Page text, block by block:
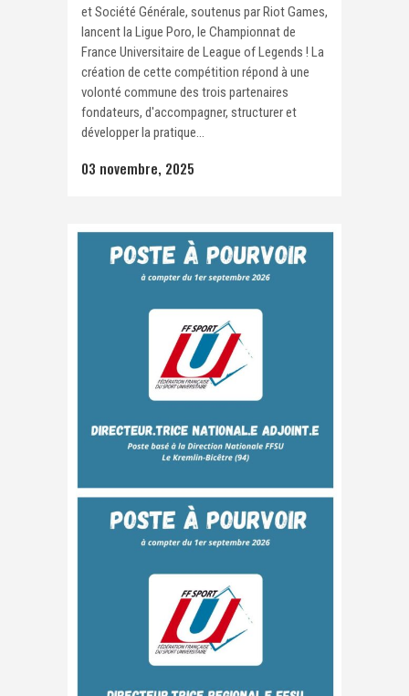
et Société Générale, soutenus par Riot Games,
lancent la Ligue Poro, le Championnat de
France Universitaire de League of Legends ! La
création de cette compétition répond à une
volonté commune des trois partenaires
fondateurs, d'accompagner, structurer et
développer la pratique...
03 novembre, 2025